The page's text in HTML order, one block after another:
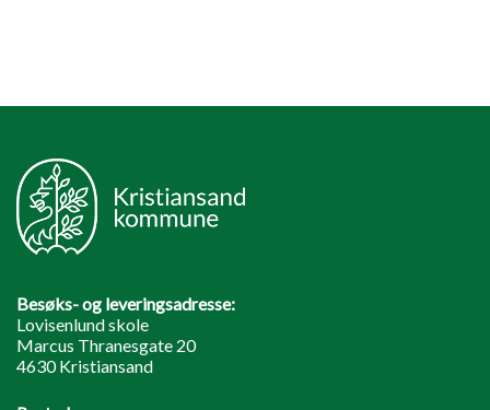
Besøks- og leveringsadresse:
Lovisenlund skole
Marcus Thranesgate 20
4630 Kristiansand